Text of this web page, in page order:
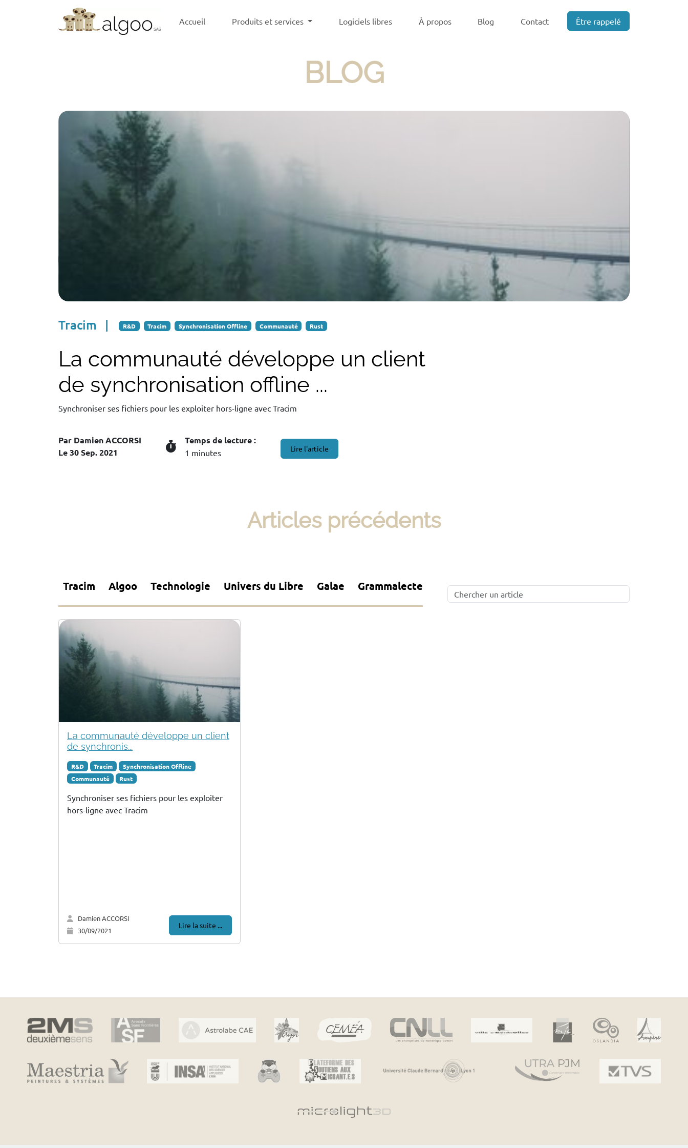
Accueil Produits et services Logiciels libres À propos Blog Contact Être rappelé
BLOG
Tracim | R&D Tracim Synchronisation Offline Communauté Rust
La communauté développe un client
de synchronisation offline ...
Synchroniser ses fichiers pour les exploiter hors-ligne avec Tracim
Par Damien ACCORSI
Le 30 Sep. 2021
Temps de lecture :
1 minutes Lire l'article
Articles précédents
Tracim Algoo Technologie Univers du Libre Galae Grammalecte
La communauté développe un client
de synchronis...
R&D Tracim
Synchronisation Offline
Communauté
Rust
Synchroniser ses fichiers pour les exploiter
hors-ligne avec Tracim
Damien ACCORSI
30/09/2021
Lire la suite ...